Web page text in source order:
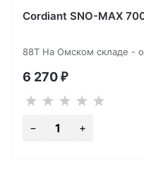
Cordiant SNO-MAX
88T На Омском складе -
6 270 ₽